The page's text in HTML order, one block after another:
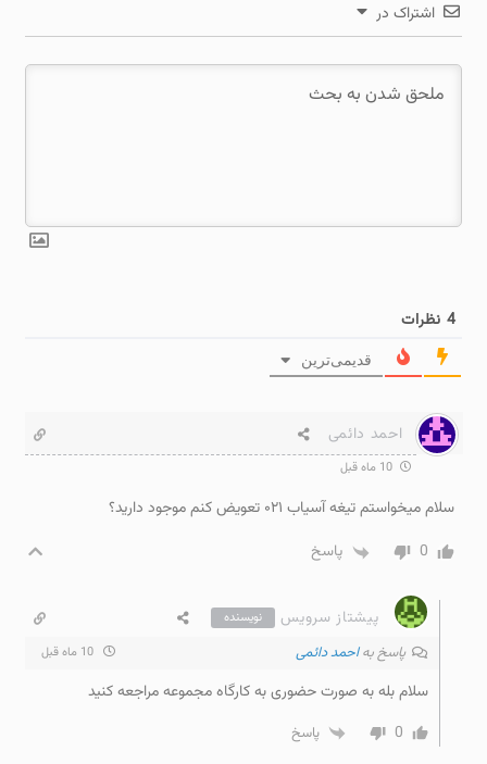
اشتراک در
4 نظرات
قدیمی‌ترین
احمد دائمی
10 ماه قبل
سلام میخواستم تیغه آسیاب ۰۲۱ تعویض کنم موجود دارید؟
0
پاسخ
پیشتاز سرویس نویسنده
پاسخ بهاحمد دائمی
سلام بله به صورت حضوری به کارگاه مجموعه مراجعه کنید
0
پاسخ